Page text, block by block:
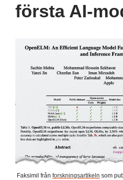
första AI-
Faksimil från forskningsartikeln som